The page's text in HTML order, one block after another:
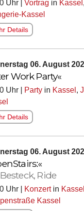
Uhr | Vortrag in Kassel ,
Kassel
Details
06. August
Work Party«
Uhr | Party in Kassel ,
Details
06. August
Ride
Uhr | Konzertin Kassel
Kassel